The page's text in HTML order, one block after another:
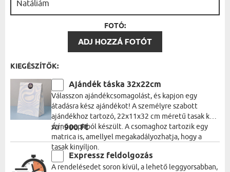
FOTÓ:
ADJ HOZZÁ FOTÓT
KIEGÉSZÍTŐK:
Ajándék táska 32x22cm
Válasszon ajándékcsomagolást, és kapjon egy
átadásra kész ajándékot! A személyre szabott
ajándékhoz tartozó, 22x11x32 cm méretű tasak kék
színű papírból készült. A csomaghoz tartozik egy
matrica is, amellyel megakadályozhatja, hogy a
tasak kinyíljon.
Ár:900 Ft
Expressz feldolgozás
A rendelésedet soron kívül, a lehető leggyorsabban,